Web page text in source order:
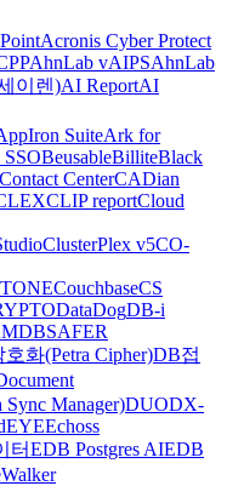
Acronis Cyber Protect
AhnLab vAIPSAhnLab
이렌)AI ReportAI
SuiteArk for
BeusableBilliteBlack
CenterCADian
CLIP reportCloud
ClusterPlex v5CO-
CouchbaseCS
DataDogDB-i
DBSAFER
화(Petra Cipher)DB접
Manager)DUODX-
Echoss
터EDB Postgres AIEDB